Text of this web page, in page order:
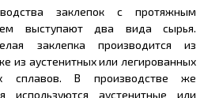
заклепок с протяжным
выступают два вида сырья.
заклепка производится из
из аустенитных или легированных
сплавов. В производстве же
используются аустенитные или